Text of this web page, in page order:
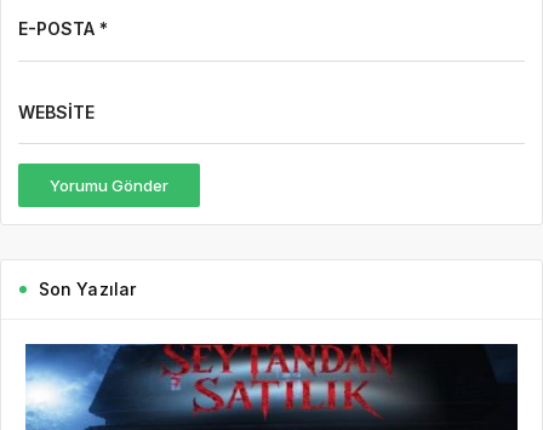
E-POSTA *
WEBSITE
Yorumu Gönder
Son Yazılar